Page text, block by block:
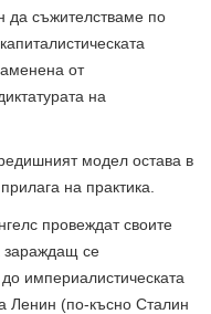
да съжителстваме по
от
на
модел остава в
на практика.
провеждат своите
зараждащ се
империалистическата
Ленин (по-късно Сталин